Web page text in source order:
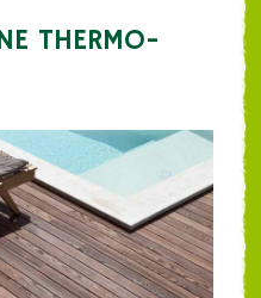
THERMO-